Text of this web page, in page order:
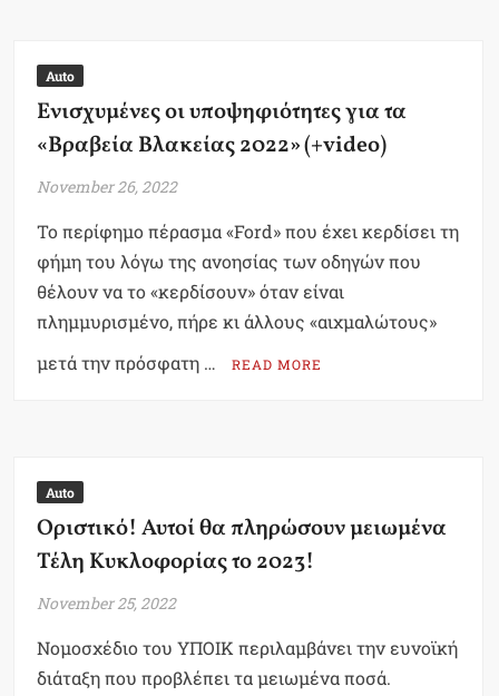
Auto
Ενισχυμένες οι υποψηφιότητες για τα
«Βραβεία Βλακείας 2022» (+video)
November 26, 2022
Το περίφημο πέρασμα «Ford» που έχει κερδίσει τη
φήμη του λόγω της ανοησίας των οδηγών που
θέλουν να το «κερδίσουν» όταν είναι
πλημμυρισμένο, πήρε κι άλλους «αιχμαλώτους»
μετά την πρόσφατη …
READ MORE
Auto
Οριστικό! Αυτοί θα πληρώσουν μειωμένα
Τέλη Κυκλοφορίας το 2023!
November 25, 2022
Νομοσχέδιο του ΥΠΟΙΚ περιλαμβάνει την ευνοϊκή
διάταξη που προβλέπει τα μειωμένα ποσά.